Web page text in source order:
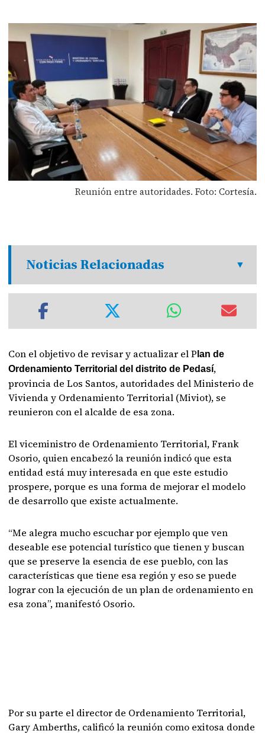
Reunión entre autoridades. Foto: Cortesía.
Noticias Relacionadas
Con el objetivo de revisar y actualizar el P lan de
Ordenamiento Territorial del distrito de Pedasí,
provincia de Los Santos, autoridades del Ministerio de
Vivienda y Ordenamiento Territorial (Miviot), se
reunieron con el alcalde de esa zona.
El viceministro de Ordenamiento Territorial, Frank
Osorio, quien encabezó la reunión indicó que esta
entidad está muy interesada en que este estudio
prospere, porque es una forma de mejorar el modelo
de desarrollo que existe actualmente.
“Me alegra mucho escuchar por ejemplo que ven
deseable ese potencial turístico que tienen y buscan
que se preserve la esencia de ese pueblo, con las
características que tiene esa región y eso se puede
lograr con la ejecución de un plan de ordenamiento en
esa zona”, manifestó Osorio.
Por su parte el director de Ordenamiento Territorial,
Gary Amberths, calificó la reunión como exitosa donde